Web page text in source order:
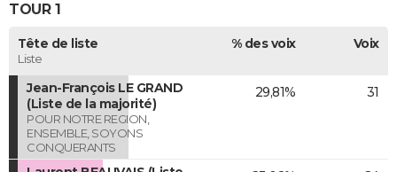
TOUR 1
Tête de liste
Liste
% des voix Voix
Jean-François LE GRAND
(Liste de la majorité)
POUR NOTRE REGION,
ENSEMBLE, SOYONS
CONQUERANTS
29,81% 31